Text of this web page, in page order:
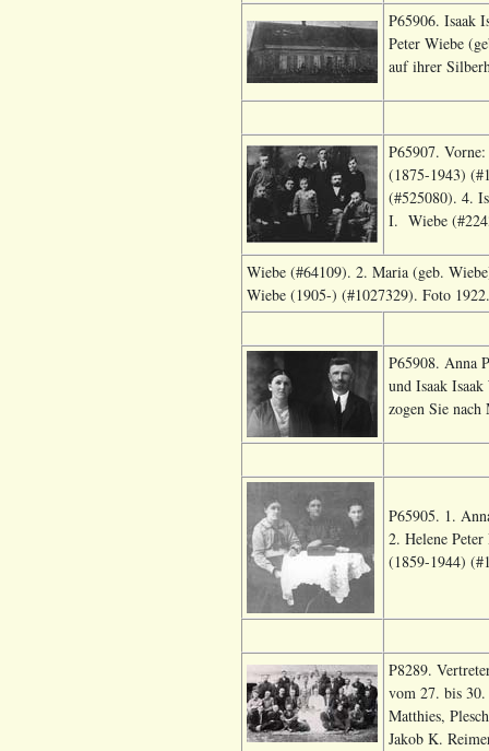
P65906. Isaak
Peter Wiebe
auf ihrer
P65907.
(1875-1943)
(#525080). 4.
I. Wiebe
Wiebe (#64109). 2. Maria (geb.
Wiebe (1905-) (#1027329). Foto
P65908. Anna
und Isaak
zogen Sie
P65905. 1.
2. Helene
(1859-1944)
P8289.
vom 27. bis
Matthies,
Jakob K.